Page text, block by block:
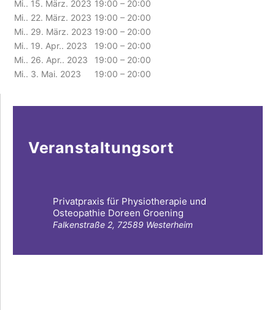
Mi.. 15. März. 2023 19:00 – 20:00
Mi.. 22. März. 2023 19:00 – 20:00
Mi.. 29. März. 2023 19:00 – 20:00
Mi.. 19. Apr.. 2023
19:00 – 20:00
Mi.. 26. Apr.. 2023
19:00 – 20:00
Mi.. 3. Mai. 2023
19:00 – 20:00
Veranstaltungsort
Privatpraxis für Physiotherapie und
Osteopathie Doreen Groening
Falkenstraße 2, 72589 Westerheim